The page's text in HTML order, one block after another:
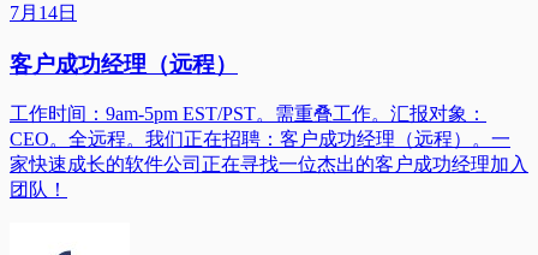
7月14日
客户成功经理（远程）
工作时间：9am-5pm EST/PST。需重叠工作。汇报对象：
CEO。全远程。我们正在招聘：客户成功经理（远程）。一
家快速成长的软件公司正在寻找一位杰出的客户成功经理加入
团队！